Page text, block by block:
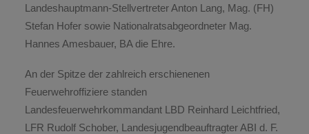
Landeshauptmann-Stellvertreter Anton Lang, Mag. (FH)
Stefan Hofer sowie Nationalratsabgeordneter Mag.
Hannes Amesbauer, BA die Ehre.
An der Spitze der zahlreich erschienenen
Feuerwehroffiziere standen
Landesfeuerwehrkommandant LBD Reinhard Leichtfried,
LFR Rudolf Schober, Landesjugendbeauftragter ABI d. F.